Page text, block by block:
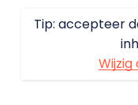
Tip: accepteer